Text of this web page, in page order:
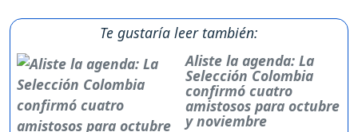
Te gustaría leer también:
Aliste la agenda: La
Selección Colombia
confirmó cuatro
amistosos para octubre
y noviembre